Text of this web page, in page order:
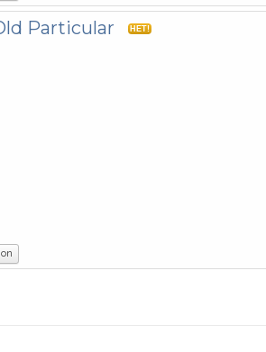
Particular HET!